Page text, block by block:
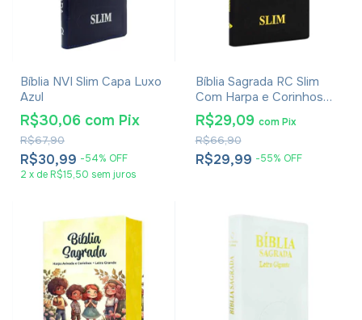
Bíblia NVI Slim Capa Luxo
Azul
R$30,99 -54% OFF
R$67,90
R$30,06 com Pix
2 x de R$15,50 sem juros
Bíblia Sagrada RC Slim
Com Harpa e Corinhos
Média Capa Zíper Preta
R$29,99 -55% OFF
R$66,90
R$29,09 com Pix